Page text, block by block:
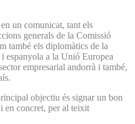
un comunicat, tant els
generals de la Comissió
també els diplomàtics de la
espanyola a la Unió Europea
empresarial andorrà i també,
objectiu és signar un bon
en concret, per al teixit